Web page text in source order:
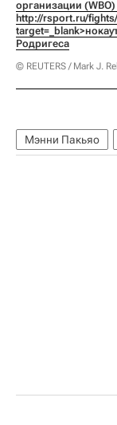
http://rsport.ru/
Родригеса
© REUTERS / Mark J.
Мэнни Пакьяо